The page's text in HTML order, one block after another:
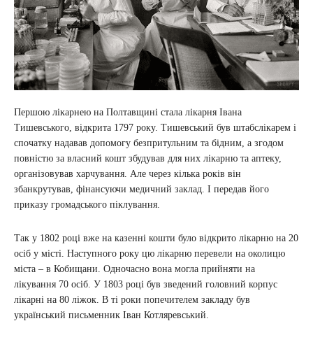
Першою лікарнею на Полтавщині стала лікарня Івана
Тишевського, відкрита 1797 року. Тишевський був штабслікарем і
спочатку надавав допомогу безпритульним та бідним, а згодом
повністю за власний кошт збудував для них лікарню та аптеку,
організовував харчування. Але через кілька років він
збанкрутував, фінансуючи медичний заклад. І передав його
приказу громадського піклування.
Так у 1802 році вже на казенні кошти було відкрито лікарню на 20
осіб у місті. Наступного року цю лікарню перевели на околицю
міста – в Кобищани. Одночасно вона могла прийняти на
лікування 70 осіб. У 1803 році був зведений головний корпус
лікарні на 80 ліжок. В ті роки попечителем закладу був
український письменник Іван Котляревський.